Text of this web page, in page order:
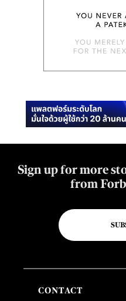
Sign up for more
from
CONTACT